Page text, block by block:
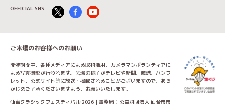
OFFICIAL SNS
ご来場のお客様へのお願い
開催期間中、各種メディアによる取材活用、カメラマンボランティアに
よる写真撮影が行われます。会場の様子がテレビや新聞、雑誌、パンフ
レット、公式サイト等に放送・掲載されることがございますので、あら
かじめご了承くださいますよう、お願いいたします。
仙台クラシックフェスティバル 2026｜事務局：公益財団法人 仙台市市